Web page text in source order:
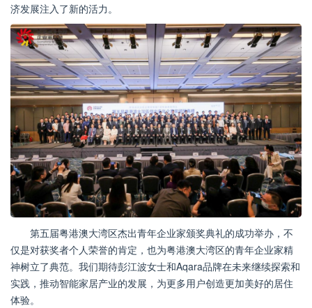
济发展注入了新的活力。
第五届粤港澳大湾区杰出青年企业家颁奖典礼的成功举办，不
仅是对获奖者个人荣誉的肯定，也为粤港澳大湾区的青年企业家精
神树立了典范。我们期待彭江波女士和Aqara品牌在未来继续探索和
实践，推动智能家居产业的发展，为更多用户创造更加美好的居住
体验。